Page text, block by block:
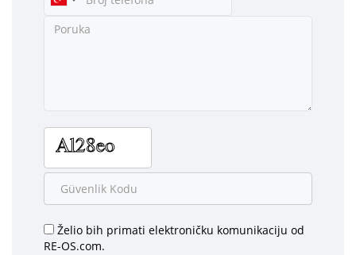
Želio bih primati elektroničku komunikaciju od
RE-OS.com.